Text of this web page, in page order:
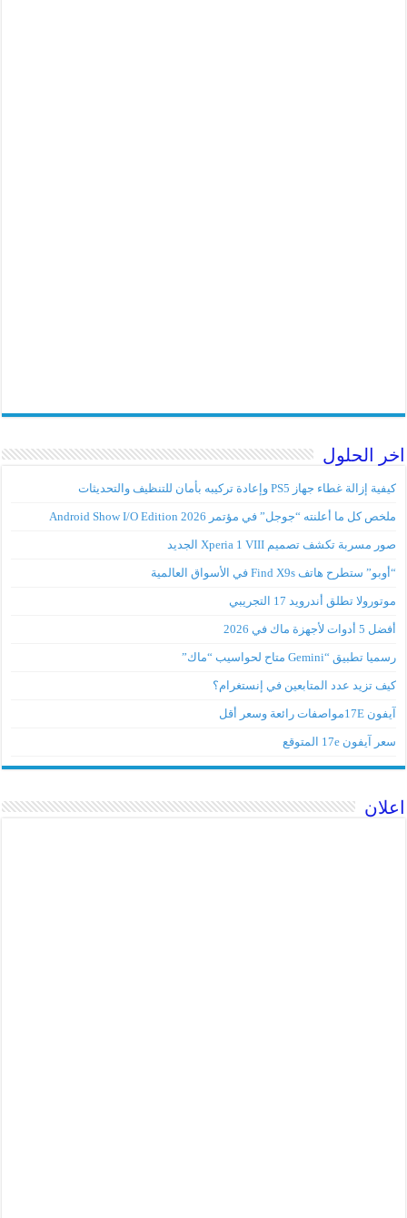
اخر الحلول
كيفية إزالة غطاء جهاز PS5 وإعادة تركيبه بأمان للتنظيف والتحديثات
ملخص كل ما أعلنته “جوجل” في مؤتمر Android Show I/O Edition 2026
صور مسربة تكشف تصميم Xperia 1 VIII الجديد
“أوبو” ستطرح هاتف Find X9s في الأسواق العالمية
موتورولا تطلق أندرويد 17 التجريبي
أفضل 5 أدوات لأجهزة ماك في 2026
رسميا تطبيق “Gemini متاح لحواسيب “ماك”
كيف تزيد عدد المتابعين في إنستغرام؟
آيفون 17Eمواصفات رائعة وسعر أقل
سعر آيفون 17e المتوقع
اعلان